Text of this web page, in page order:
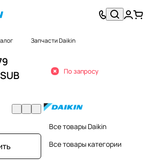
Запчасти Daikin
По запросу
Все товары Daikin
Все товары категории